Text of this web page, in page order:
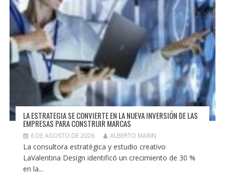
LA ESTRATEGIA SE CONVIERTE EN LA NUEVA INVERSIÓN DE LAS
EMPRESAS PARA CONSTRUIR MARCAS
6 DE AGOSTO DE 2026 ALBERTO MARIN
La consultora estratégica y estudio creativo
LaValentina Design identificó un crecimiento de 30 %
en la...